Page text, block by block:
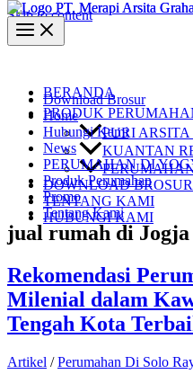
Skip to content
BERANDA
PRODUK
PURI
KUANTAN
DOWNLOAD BROSUR
TENTANG KAMI
HUBUNGI KAMI
Download Brosur
Home
Hubungi Kami
News
PERUMAHAN DI
Produk Perumahan
Promo
Tentang Kami
jual rumah di Jogja
Rekomendasi
Milenial dalam
Tengah Kota
Artikel /Perumahan Di Solo